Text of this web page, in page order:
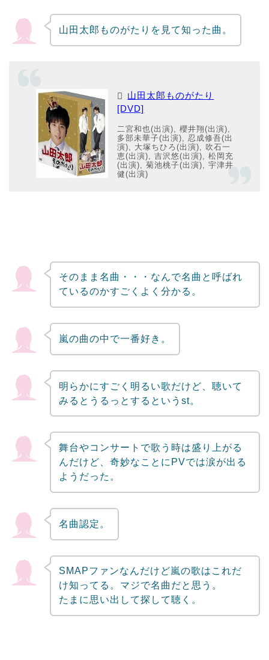
山田太郎ものがたりを見て知った曲。
山田太郎ものがたり
[DVD]
二宮和也(出演), 櫻井翔(出演),
多部未華子(出演), 忍成修吾(出
演), 大塚ちひろ(出演), 吹石一
恵(出演), 吉沢悠(出演), 松岡充
(出演), 菊池桃子(出演), 宇津井
健(出演)
そのまま名曲・・・なんで名曲と呼ばれ
ているのかすごくよく分かる。
嵐の曲の中で一番好き。
明らかにすごく明るい歌だけど、聴いて
みるとうるっとするというst。
舞台やコンサートで歌う時は盛り上がる
んだけど、奇妙なことにPVでは涙が出る
ようだった。
名曲認定。
SMAPファンなんだけど嵐の歌はこれだ
け知ってる。マジで名曲だと思う。
たまに思い出して探して聴く。